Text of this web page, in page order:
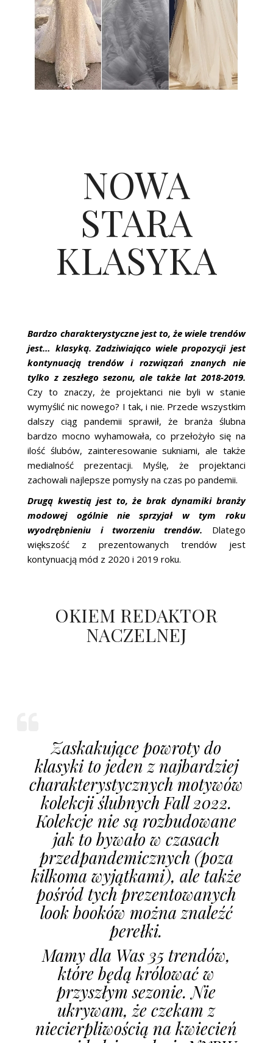
NOWA
STARA
KLASYKA
Bardzo charakterystyczne jest to, że wiele trendów
jest… klasyką. Zadziwiająco wiele propozycji jest
kontynuacją trendów i rozwiązań znanych nie
tylko z zeszłego sezonu, ale także lat 2018-2019.
Czy to znaczy, że projektanci nie byli w stanie
wymyślić nic nowego? I tak, i nie. Przede wszystkim
dalszy ciąg pandemii sprawił, że branża ślubna
bardzo mocno wyhamowała, co przełożyło się na
ilość ślubów, zainteresowanie sukniami, ale także
medialność prezentacji. Myślę, że projektanci
zachowali najlepsze pomysły na czas po pandemii.
Drugą kwestią jest to, że brak dynamiki branży
modowej ogólnie nie sprzyjał w tym roku
wyodrębnieniu i tworzeniu trendów.
Dlatego
większość z prezentowanych trendów jest
kontynuacją mód z 2020 i 2019 roku.
OKIEM REDAKTOR
NACZELNEJ
Zaskakujące powroty do
klasyki to jeden z najbardziej
charakterystycznych motywów
kolekcji ślubnych Fall 2022.
Kolekcje nie są rozbudowane
jak to bywało w czasach
przedpandemicznych (poza
kilkoma wyjątkami), ale także
pośród tych prezentowanych
look booków można znaleźć
perełki.
Mamy dla Was 35 trendów,
które będą królować w
przyszłym sezonie. Nie
ukrywam, że czekam z
niecierpliwością na kwiecień